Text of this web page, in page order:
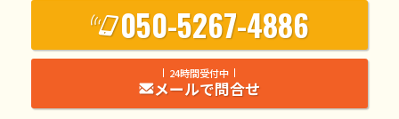
050-5267-4886
24時間受付中
メールで問合せ